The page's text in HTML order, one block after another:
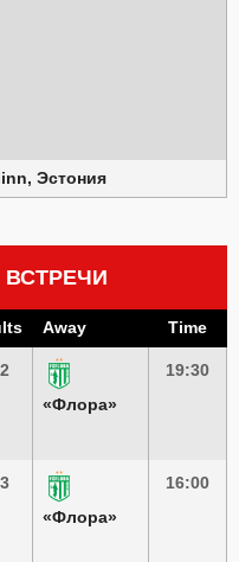
Эстония
Away Time
«Флора»
19:30
«Флора»
16:00